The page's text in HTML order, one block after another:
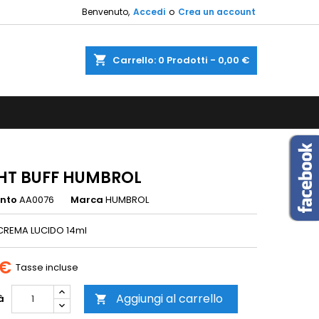
Benvenuto, Accedi o Crea un account
shopping_cart Carrello: 0 Prodotti - 0,00 €
BUFF HUMBROL
AA0076 Marca HUMBROL
LUCIDO 14ml
Tasse incluse
 Aggiungi al carrello